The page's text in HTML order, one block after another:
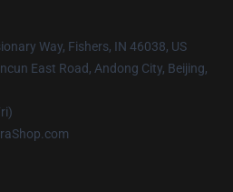
Way, Fishers, IN 46038, US
East Road, Andong City, Beijing,